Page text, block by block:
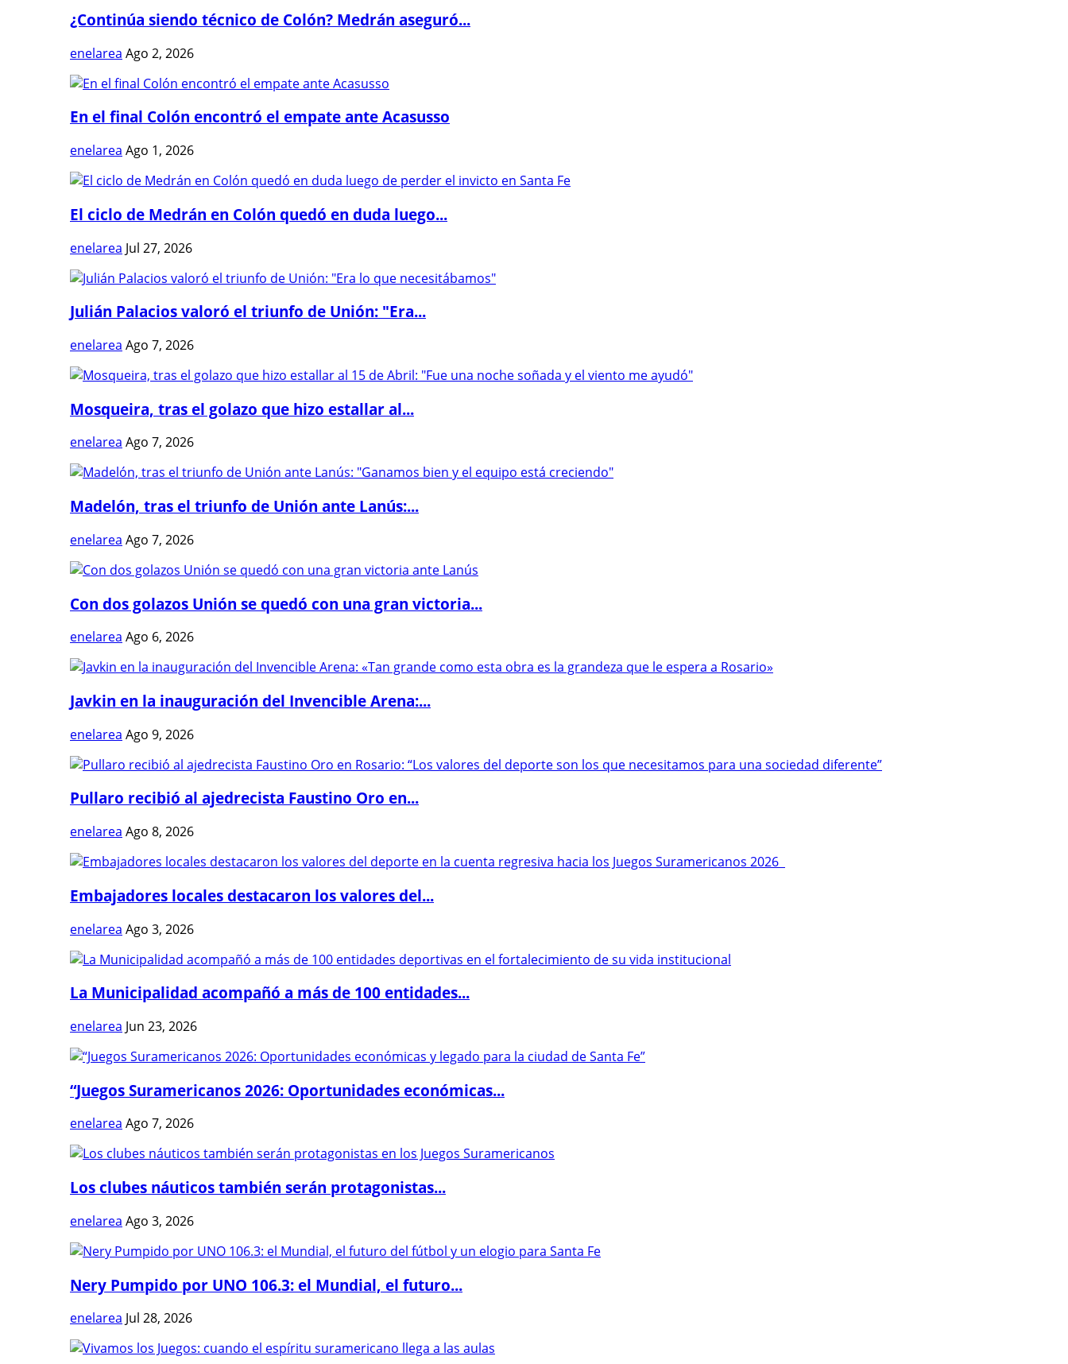
¿Continúa siendo técnico de Colón? Medrán aseguró...
enelarea Ago 2, 2026
En el final Colón encontró el empate ante Acasusso
enelarea Ago 1, 2026
El ciclo de Medrán en Colón quedó en duda luego...
enelarea Jul 27, 2026
Julián Palacios valoró el triunfo de Unión: "Era...
enelarea Ago 7, 2026
Mosqueira, tras el golazo que hizo estallar al...
enelarea Ago 7, 2026
Madelón, tras el triunfo de Unión ante Lanús:...
enelarea Ago 7, 2026
Con dos golazos Unión se quedó con una gran victoria...
enelarea Ago 6, 2026
Javkin en la inauguración del Invencible Arena:...
enelarea Ago 9, 2026
Pullaro recibió al ajedrecista Faustino Oro en...
enelarea Ago 8, 2026
Embajadores locales destacaron los valores del...
enelarea Ago 3, 2026
La Municipalidad acompañó a más de 100 entidades...
enelarea Jun 23, 2026
“Juegos Suramericanos 2026: Oportunidades económicas...
enelarea Ago 7, 2026
Los clubes náuticos también serán protagonistas...
enelarea Ago 3, 2026
Nery Pumpido por UNO 106.3: el Mundial, el futuro...
enelarea Jul 28, 2026